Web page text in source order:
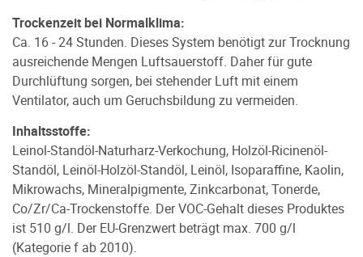
Trockenzeit bei Normalklima:
Ca. 16 - 24 Stunden. Dieses System benötigt zur Trocknung
ausreichende Mengen Luftsauerstoff. Daher für gute
Durchlüftung sorgen, bei stehender Luft mit einem
Ventilator, auch um Geruchsbildung zu vermeiden.
Inhaltsstoffe:
Leinol-Standöl-Naturharz-Verkochung, Holzöl-Ricinenöl-
Standöl, Leinöl-Holzöl-Standöl, Leinöl, Isoparaffine, Kaolin,
Mikrowachs, Mineralpigmente, Zinkcarbonat, Tonerde,
Co/Zr/Ca-Trockenstoffe. Der VOC-Gehalt dieses Produktes
ist 510 g/l. Der EU-Grenzwert beträgt max. 700 g/l
(Kategorie f ab 2010).